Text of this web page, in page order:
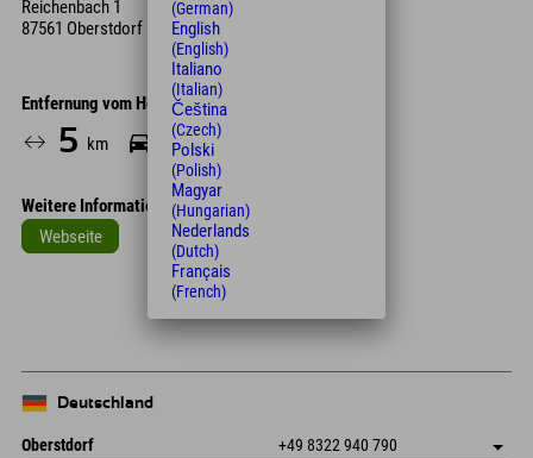
Reichenbach 1
87561 Oberstdorf
Entfernung vom Hotel
5 km 10 Min.
Weitere Informationen
Webseite
Leaflet
Deutschland
Oberstdorf +49 8322 940 790
(German)
English
(English)
Italiano
(Italian)
Čeština
(Czech)
Polski
(Polish)
Magyar
(Hungarian)
Nederlands
(Dutch)
Français
(French)